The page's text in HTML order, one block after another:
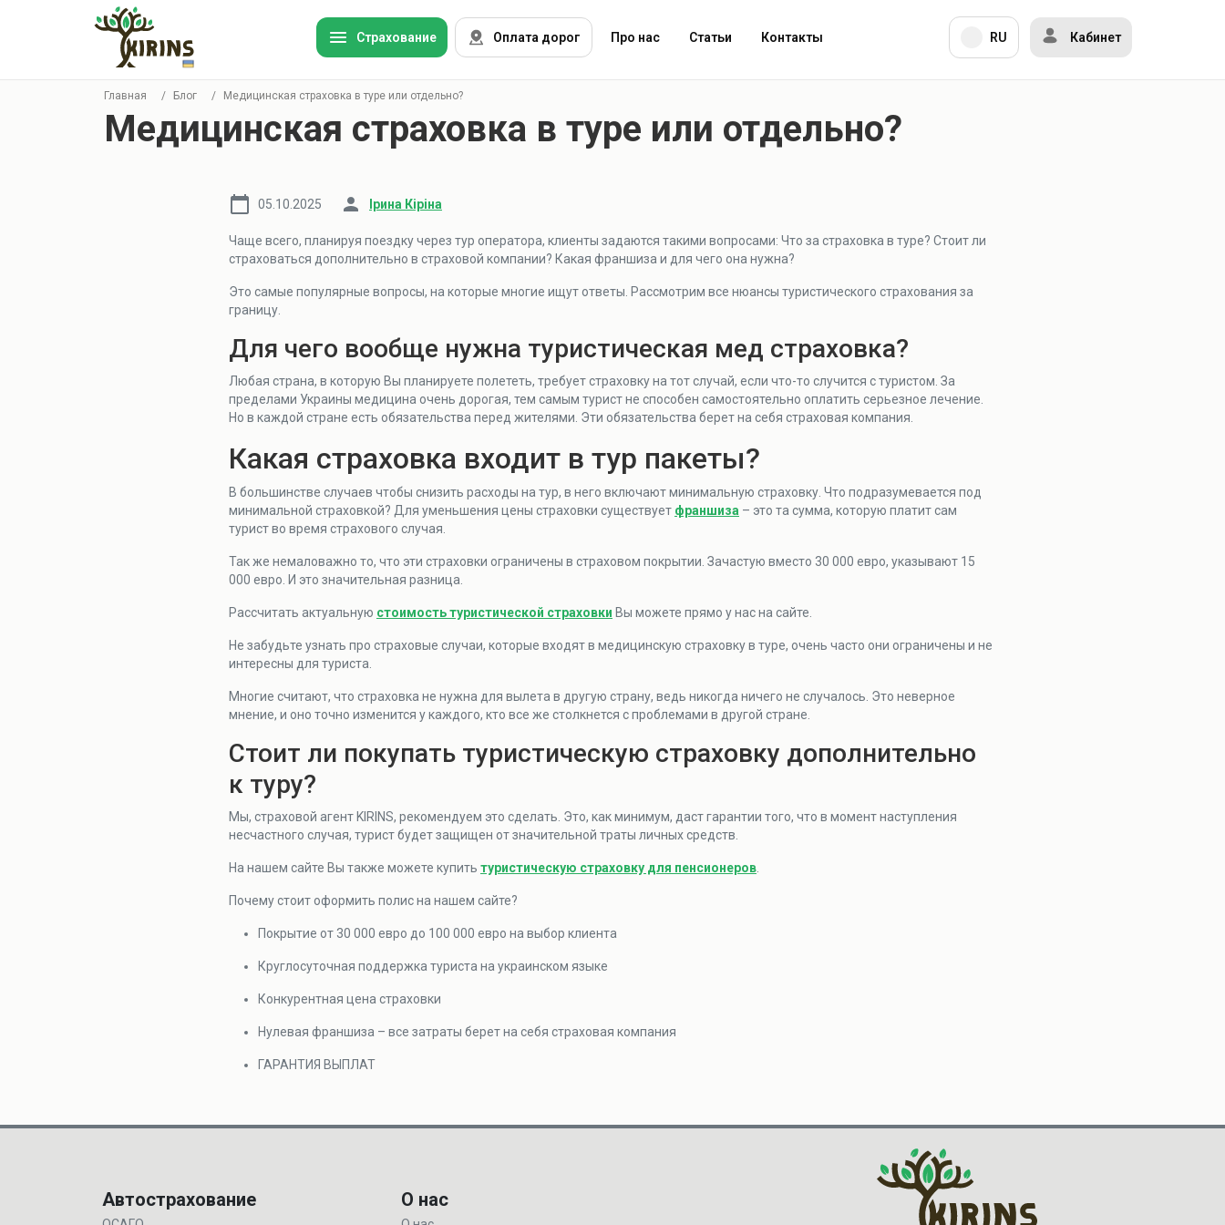
Страхование
Автострахование
Зеленая карта
компании
Оплата дорог Про нас Статьи Контакты RU Кабинет
Главная / Блог / Медицинская страховка в туре или отдельно?
Медицинская страховка в туре или отдельно?
05.10.2025 Ірина Кіріна
Чаще всего, планируя поездку через тур оператора, клиенты задаются такими вопросами: Что за страховка в туре? Стоит ли
страховаться дополнительно в страховой компании? Какая франшиза и для чего она нужна?
Это самые популярные вопросы, на которые многие ищут ответы. Рассмотрим все нюансы туристического страхования за
границу.
Для чего вообще нужна туристическая мед страховка?
Любая страна, в которую Вы планируете полететь, требует страховку на тот случай, если что-то случится с туристом. За
пределами Украины медицина очень дорогая, тем самым турист не способен самостоятельно оплатить серьезное лечение.
Но в каждой стране есть обязательства перед жителями. Эти обязательства берет на себя страховая компания.
Какая страховка входит в тур пакеты?
В большинстве случаев чтобы снизить расходы на тур, в него включают минимальную страховку. Что подразумевается под
минимальной страховкой? Для уменьшения цены страховки существует франшиза – это та сумма, которую платит сам
турист во время страхового случая.
Так же немаловажно то, что эти страховки ограничены в страховом покрытии. Зачастую вместо 30 000 евро, указывают 15
000 евро. И это значительная разница.
Рассчитать актуальную стоимость туристической страховки Вы можете прямо у нас на сайте.
Не забудьте узнать про страховые случаи, которые входят в медицинскую страховку в туре, очень часто они ограничены и не
интересны для туриста.
Многие считают, что страховка не нужна для вылета в другую страну, ведь никогда ничего не случалось. Это неверное
мнение, и оно точно изменится у каждого, кто все же столкнется с проблемами в другой стране.
Стоит ли покупать туристическую страховку дополнительно
к туру?
Мы, страховой агент KIRINS, рекомендуем это сделать. Это, как минимум, даст гарантии того, что в момент наступления
несчастного случая, турист будет защищен от значительной траты личных средств.
На нашем сайте Вы также можете купить туристическую страховку для пенсионеров
Почему стоит оформить полис на нашем сайте?
Покрытие от 30 000 евро до 100 000 евро на выбор клиента
Круглосуточная поддержка туриста на украинском языке
Конкурентная цена страховки
Нулевая франшиза – все затраты берет на себя страховая компания
ГАРАНТИЯ ВЫПЛАТ
Автострахование О нас